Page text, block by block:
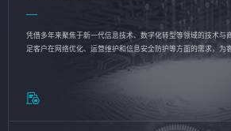
凭借多年来聚焦于新一代信息技术、数字化转型等领域的技术与
足客户在网络优化、运营维护和信息安全防护等方面的需求，为